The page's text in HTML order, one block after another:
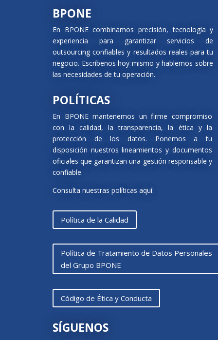
BPONE
En BPONE combinamos precisión, tecnología y
experiencia para garantizar servicios de
outsourcing confiables y resultados reales para tu
negocio. Escríbenos hoy mismo y hablemos sobre
las necesidades de tu operación.
POLÍTICAS
En BPONE mantenemos un firme compromiso
con la calidad, la transparencia, la ética y la
protección de los datos. Ponemos a tu
disposición nuestros lineamientos y documentos
oficiales que garantizan una gestión responsable y
confiable.
Consulta nuestras políticas aquí:
Política de la Calidad
Política de Tratamiento de Datos Personales
del Grupo BPONE
Código de Ética y Conducta
SÍGUENOS